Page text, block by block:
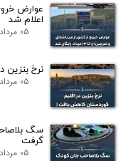
عوارض
اعلام شد
۰۵ مرداد ۰۵
نرخ
۰۵ مرداد ۰۵
گرفت
۰۵ مرداد ۰۵